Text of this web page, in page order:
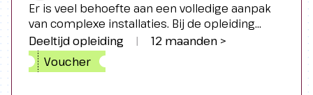
Er is veel behoefte aan een volledige aanpak
van complexe installaties. Bij de opleiding
Middelbare Installatie Technicus
Elektrotechniek (MIT-E) ga je aan de slag met
veel verschillende onderwerpen.
Deeltijd opleiding |
12 maanden >
Voucher